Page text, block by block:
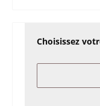
Choisissez